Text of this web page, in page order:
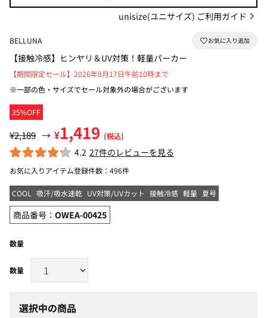
unisize(ユニサイズ) ご利用ガイド
BELLUNA
【接触冷感】ヒンヤリ＆UV対策！軽量パーカー
35%OFF
【期間限定セール】2026年8月17日午前10時まで
※一部の色・サイズでセール対象外の場合がございます
¥2,189 → ¥1,419 (税込)
4.2 27件のレビューを見る
お気に入りアイテム登録件数： 496件
COOL 吸汗/吸水速乾 UV対策/UVカット 接触冷感 軽量 夏号
商品番号： OWEA-00425
数量
選択中の商品